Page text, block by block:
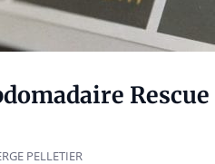
PELLETIER